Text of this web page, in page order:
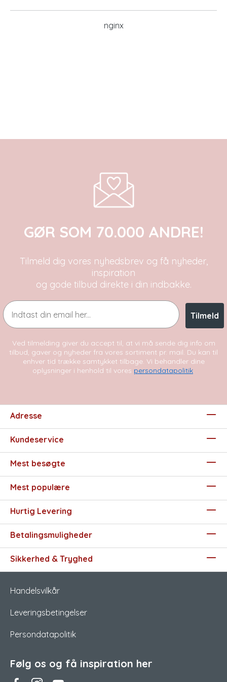
nginx
GØR SOM 70.000 ANDRE!
Tilmeld dig vores nyhedsbrev og få nyheder,
inspiration
og gode tilbud direkte i din indbakke.
Email
Tilmeld
Ved tilmelding giver du accept til, at vi må sende dig info om
tilbud, gaver og nyheder fra vores sortiment pr. mail. Du kan til
enhver tid trække samtykket tilbage. Vi behandler dine
oplysninger i henhold til vores persondatapolitik.
Adresse
Kundeservice
Mest besøgte
Mest populære
Hurtig Levering
Betalingsmuligheder
Sikkerhed & Tryghed
Handelsvilkår
Leveringsbetingelser
Persondatapolitik
Følg os og få inspiration her